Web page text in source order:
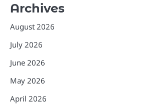
Archives
August 2026
July 2026
June 2026
May 2026
April 2026